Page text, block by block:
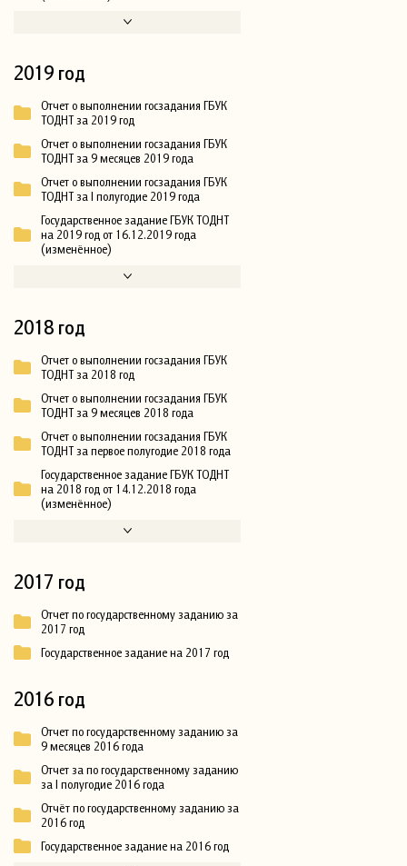
2019 год
Отчет о выполнении госзадания ГБУК
ТОДНТ за 2019 год
Отчет о выполнении госзадания ГБУК
ТОДНТ за 9 месяцев 2019 года
Отчет о выполнении госзадания ГБУК
ТОДНТ за I полугодие 2019 года
Государственное задание ГБУК ТОДНТ
на 2019 год от 16.12.2019 года
(изменённое)
2018 год
Отчет о выполнении госзадания ГБУК
ТОДНТ за 2018 год
Отчет о выполнении госзадания ГБУК
ТОДНТ за 9 месяцев 2018 года
Отчет о выполнении госзадания ГБУК
ТОДНТ за первое полугодие 2018 года
Государственное задание ГБУК ТОДНТ
на 2018 год от 14.12.2018 года
(изменённое)
2017 год
Отчет по государственному заданию за
2017 год
Государственное задание на 2017 год
2016 год
Отчет по государственному заданию за
9 месяцев 2016 года
Отчет за по государственному заданию
за I полугодие 2016 года
Отчёт по государственному заданию за
2016 год
Государственное задание на 2016 год